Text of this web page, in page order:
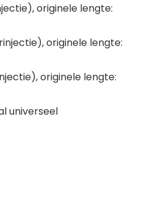
originele lengte:
originele lengte:
originele lengte:
universeel